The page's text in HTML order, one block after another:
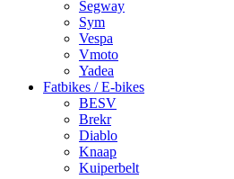
Segway
Sym
Vespa
Vmoto
Yadea
Fatbikes / E-bikes
BESV
Brekr
Diablo
Knaap
Kuiperbelt